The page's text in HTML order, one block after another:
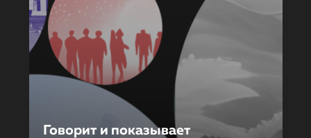
Говорит и показывает